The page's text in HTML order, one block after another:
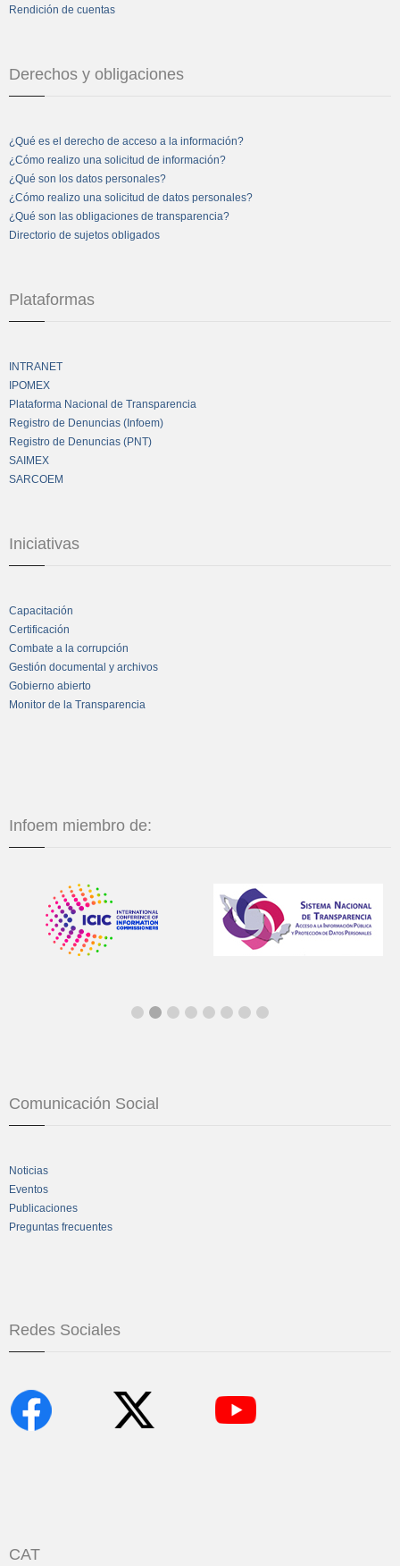
Rendición de cuentas
Derechos y obligaciones
¿Qué es el derecho de acceso a la información?
¿Cómo realizo una solicitud de información?
¿Qué son los datos personales?
¿Cómo realizo una solicitud de datos personales?
¿Qué son las obligaciones de transparencia?
Directorio de sujetos obligados
Plataformas
INTRANET
IPOMEX
Plataforma Nacional de Transparencia
Registro de Denuncias (Infoem)
Registro de Denuncias (PNT)
SAIMEX
SARCOEM
Iniciativas
Capacitación
Certificación
Combate a la corrupción
Gestión documental y archivos
Gobierno abierto
Monitor de la Transparencia
Infoem miembro de:
Comunicación Social
Noticias
Eventos
Publicaciones
Preguntas frecuentes
Redes Sociales
CAT